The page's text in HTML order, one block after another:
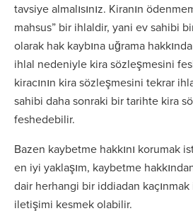
tavsiye almalısınız. Kiranın
mahsus” bir ihlaldir, yani ev sahibi
olarak hak kaybına uğrama
ihlal nedeniyle kira sözleşmesini
kiracının kira sözleşmesini tekrar
sahibi daha sonraki bir tarihte kira
feshedebilir.
Bazen kaybetme hakkını korumak
en iyi yaklaşım, kaybetme
dair herhangi bir iddiadan
iletişimi kesmek olabilir.